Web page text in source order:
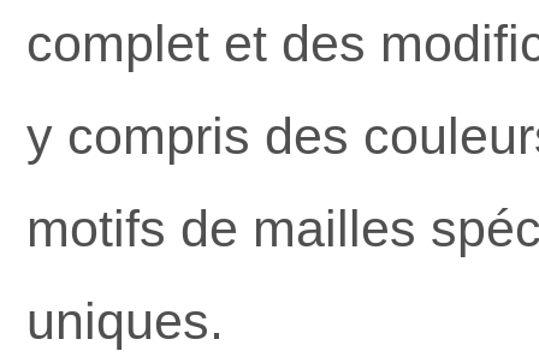
complet et des
y compris des
motifs de mailles
uniques.